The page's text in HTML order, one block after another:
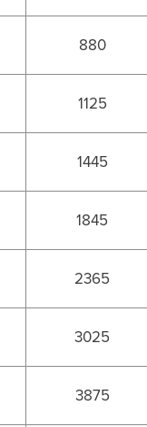
880
1125
1445
1845
2365
3025
3875